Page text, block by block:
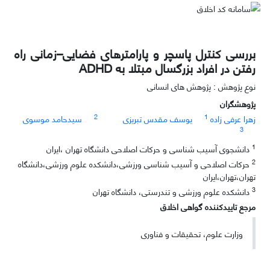
بررسی کنترل پاسچر و پارامترهای فضایی–زمانی راه
رفتن در افراد بزرگسال مبتلا به ADHD
نوع پژوهش : پژوهش های انسانی
پژوهشگران
زهرا عرفی زاده 1 یوسف مقدس تبریزی 2 سیدحامد موسوی
3
1 دانشجوی آسیب شناسی و حرکات اصلاحی دانشگاه تهران ،ایران
2 حرکات اصلاحی و آسیب شناسی ورزشی،دانشکده علوم ورزشی،دانشگاه
تهران،تهران،ایران
3 دانشکده علوم ورزشی و تندرستی، دانشگاه تهران
مرجع تاییدکننده گواهی اخلاق
وزارت علوم، تحقیقات و فناوری